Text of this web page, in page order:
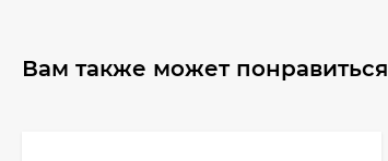
Вам также может понравиться